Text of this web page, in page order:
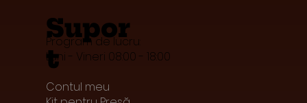
Supor
t
Program de lucru:
Luni - Vineri 08:00 - 18:00
Contul meu